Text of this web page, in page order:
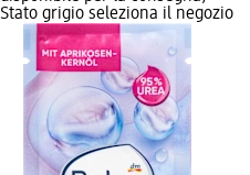
Stato grigio seleziona il negozio